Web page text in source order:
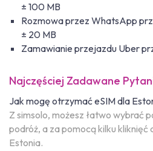
± 100 MB
Rozmowa przez WhatsApp
± 20 MB
Zamawianie przejazdu Uber
Najczęściej Zadawane
Jak mogę otrzymać eSIM dla
Z simsolo, możesz łatwo wybrać
podróż, a za pomocą kilku
Estonia.